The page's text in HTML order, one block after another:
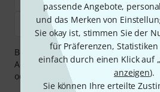
passende Angebote,
und das Merken von
Sie okay ist, stimmen Sie der
für Präferenzen,
einfach durch einen Klick auf
anzeigen).
Sie können Ihre erteilte
Bezahlen Sie vertraulich und sicher
Amazon Pay, Klarna Sofort bezahlen
oder Kreditkarte.